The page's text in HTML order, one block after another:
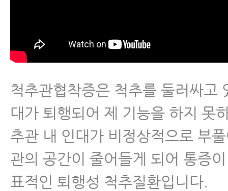
- 퇴행성척추관협착증 수술 없이
유
- 척추협착증 말기 중증 환자가 입
야 되는 4가지 이유
- 협착증에 스테로이드 시술 효과
유
- 협착증 치료효과 논문
척추관협착증은 척추를 둘러싸고
대가 퇴행되어 제 기능을 하지 못
추관 내 인대가 비정상적으로 부
관의 공간이 줄어들게 되어 통증
표적인 퇴행성 척추질환입니다.